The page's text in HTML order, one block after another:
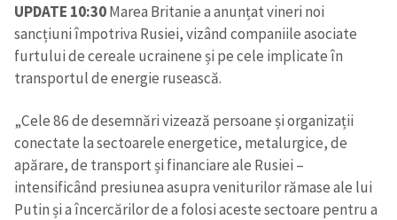
UPDATE 10:30Marea Britanie a anunțat vineri noi
sancțiuni împotriva Rusiei, vizând companiile asociate
furtului de cereale ucrainene și pe cele implicate în
transportul de energie rusească.
„Cele 86 de desemnări vizează persoane și organizații
conectate la sectoarele energetice, metalurgice, de
apărare, de transport și financiare ale Rusiei –
intensificând presiunea asupra veniturilor rămase ale lui
Putin și a încercărilor de a folosi aceste sectoare pentru a